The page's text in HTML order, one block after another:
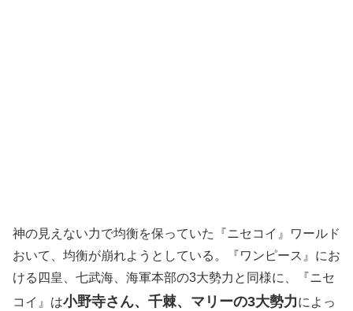
神の見えない力で均衡を保っていた『ニセコイ』ワールド
おいて、均衡が崩れようとしている。『ワンピース』にお
ける四皇、七武海、海軍本部の3大勢力と同様に、『ニセ
コイ』は小野寺さん、千棘、マリーの3大勢力によっ